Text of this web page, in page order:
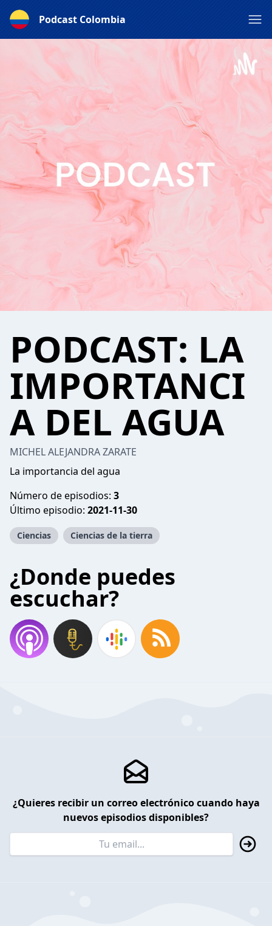
Podcast Colombia
PODCAST: LA
IMPORTANCI
A DEL AGUA
MICHEL ALEJANDRA ZARATE
La importancia del agua
Número de episodios: 3
Último episodio: 2021-11-30
Ciencias Ciencias de la tierra
¿Donde puedes
escuchar?
¿Quieres recibir un correo electrónico cuando haya
nuevos episodios disponibles?